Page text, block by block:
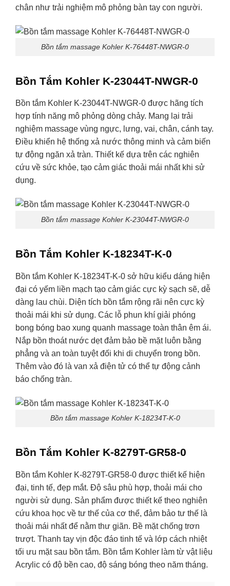
chân như trải nghiệm mô phỏng bàn tay con người.
Bồn tắm massage Kohler K-76448T-NWGR-0
Bồn Tắm Kohler K-23044T-NWGR-0
Bồn tắm Kohler K-23044T-NWGR-0 được hãng tích
hợp tính năng mô phỏng dòng chảy. Mang lại trải
nghiệm massage vùng ngực, lưng, vai, chân, cánh tay.
Điều khiển hệ thống xả nước thông minh và cảm biến
tự động ngăn xả tràn. Thiết kế dựa trên các nghiên
cứu về sức khỏe, tạo cảm giác thoải mái nhất khi sử
dụng.
Bồn tắm massage Kohler K-23044T-NWGR-0
Bồn Tắm Kohler K-18234T-K-0
Bồn tắm Kohler K-18234T-K-0 sở hữu kiểu dáng hiện
đại có yếm liền mạch tạo cảm giác cực kỳ sạch sẽ, dễ
dàng lau chùi. Diện tích bồn tắm rộng rãi nên cực kỳ
thoải mái khi sử dụng. Các lỗ phun khí giải phóng
bong bóng bao xung quanh massage toàn thân êm ái.
Nắp bồn thoát nước dẹt đảm bảo bề mặt luôn bằng
phẳng và an toàn tuyệt đối khi di chuyển trong bồn.
Thêm vào đó là van xả điện tử có thể tự động cảnh
báo chống tràn.
Bồn tắm massage Kohler K-18234T-K-0
Bồn Tắm Kohler K-8279T-GR58-0
Bồn tắm Kohler K-8279T-GR58-0 được thiết kế hiện
đại, tinh tế, đẹp mắt. Độ sâu phù hợp, thoải mái cho
người sử dụng. Sản phẩm được thiết kế theo nghiên
cứu khoa học về tư thế của cơ thể, đảm bảo tư thế là
thoải mái nhất để nằm thư giãn. Bề mặt chống trơn
trượt. Thanh tay vịn độc đáo tinh tế và lớp cách nhiệt
tối ưu mặt sau bồn tắm. Bồn tắm Kohler làm từ vật liệu
Acrylic có độ bền cao, độ sáng bóng theo năm tháng.